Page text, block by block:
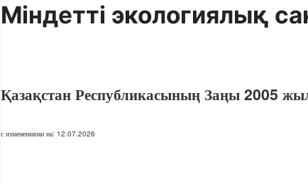
Мiндетті экологиялық
Қазақстан Республикасының Заңы 2005
с изменениями на: 12.07.2026